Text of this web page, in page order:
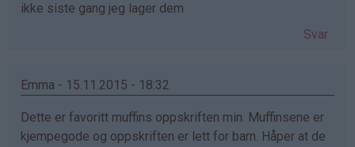
ikke siste gang jeg lager dem
Svar
Emma - 15.11.2015 - 18:32
Dette er favoritt muffins oppskriften min. Muffinsene er
kjempegode og oppskriften er lett for barn. Håper at de